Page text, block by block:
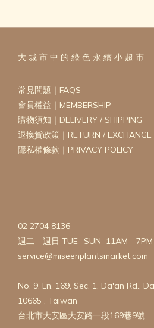
大 城 市 中 的 綠 色 永 續 小 超 市
常見問題｜FAQS
會員權益｜MEMBERSHIP
購物須知｜DELIVERY / SHIPPING
退換貨政策｜RETURN / EXCHANGE
隱私權條款｜PRIVACY POLICY
02 2704 8136
週二 - 週日 TUE -SUN 11AM - 7PM
service@miseenplantsmarket.com
No. 9, Ln. 169, Sec. 1, Da'an Rd.,
10665 , Taiwan
台北市大安區大安路一段169巷9號